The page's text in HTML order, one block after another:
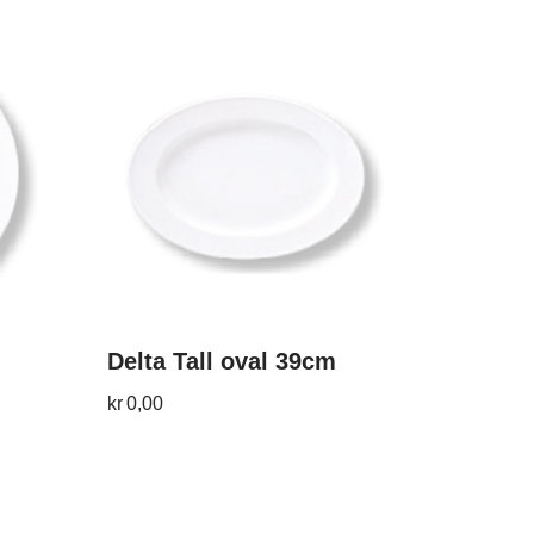
Delta Tall oval 39cm
kr0,00